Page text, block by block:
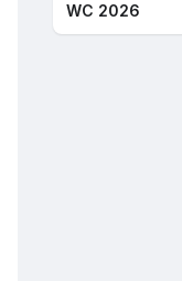
WC 2026